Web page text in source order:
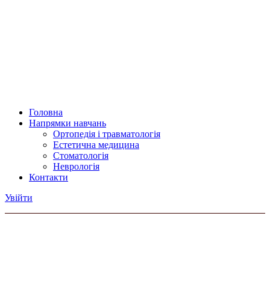
Головна
Напрямки навчань
Ортопедія і травматологія
Естетична медицина
Стоматологія
Неврологія
Контакти
Увійти